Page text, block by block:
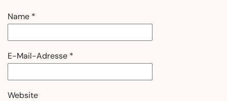
Name *
E-Mail-Adresse *
Website